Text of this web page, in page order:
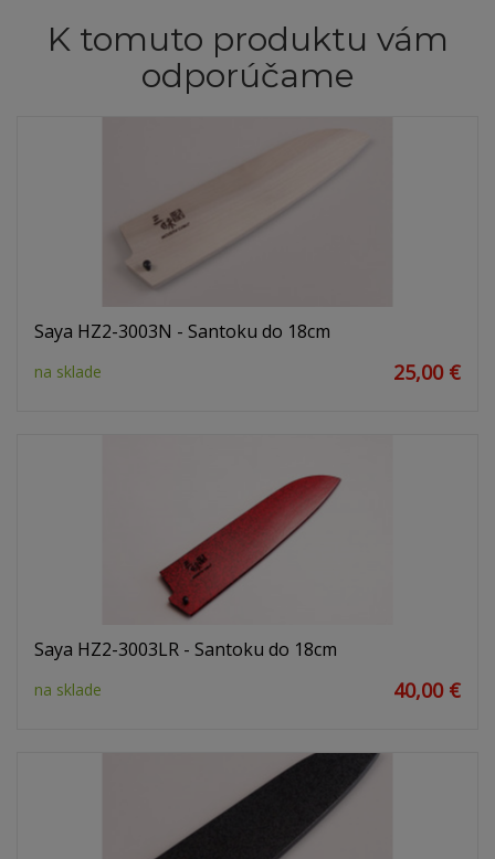
K tomuto produktu vám
odporúčame
Saya HZ2-3003N - Santoku do 18cm
na sklade 25,00 €
Saya HZ2-3003LR - Santoku do 18cm
na sklade 40,00 €